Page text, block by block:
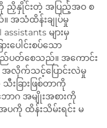
ေကို ညှိနှိုင်းတဲ့ အပြည့်အဝ စ
။ အသံထိန်းချုပ်မှု
များမှ
းပေါင်းစပ်သော
လည်ပတ်စေသည်။ အကောင်း
အလိုက်သင့်ပြောင်းလဲမှု
ြားဖြစ်တာကို
ဂ အမျိုးအစားကို
ထိန်းသိမ်းရင်း မ